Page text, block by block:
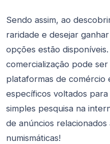
Sendo assim, ao
raridade e desejar
opções estão
comercialização pode
plataformas de comércio
específicos voltados
simples pesquisa na
de anúncios relacionados
numismáticas!